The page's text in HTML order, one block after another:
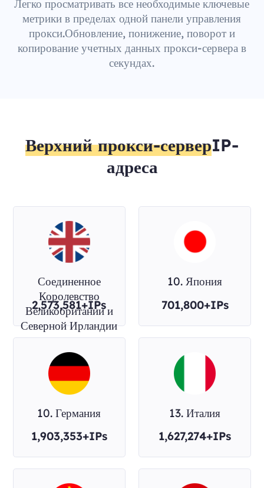
Легко просматривать все необходимые ключевые
метрики в пределах одной панели управления
прокси.Обновление, понижение, поворот и
копирование учетных данных прокси-сервера в
секундах.
Верхний прокси-серверIP-
адреса
Соединенное
Королевство
Великобритании и
Северной Ирландии
2,573,581+IPs
10. Япония
701,800+IPs
10. Германия
1,903,353+IPs
13. Италия
1,627,274+IPs